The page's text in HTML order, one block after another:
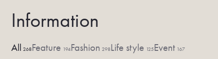
Information
All 268Feature 194Fashion 298Life style 125Event 167